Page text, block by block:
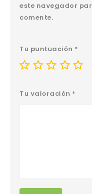
este navegador
comente.
Tu puntuación *
Tu valoración *